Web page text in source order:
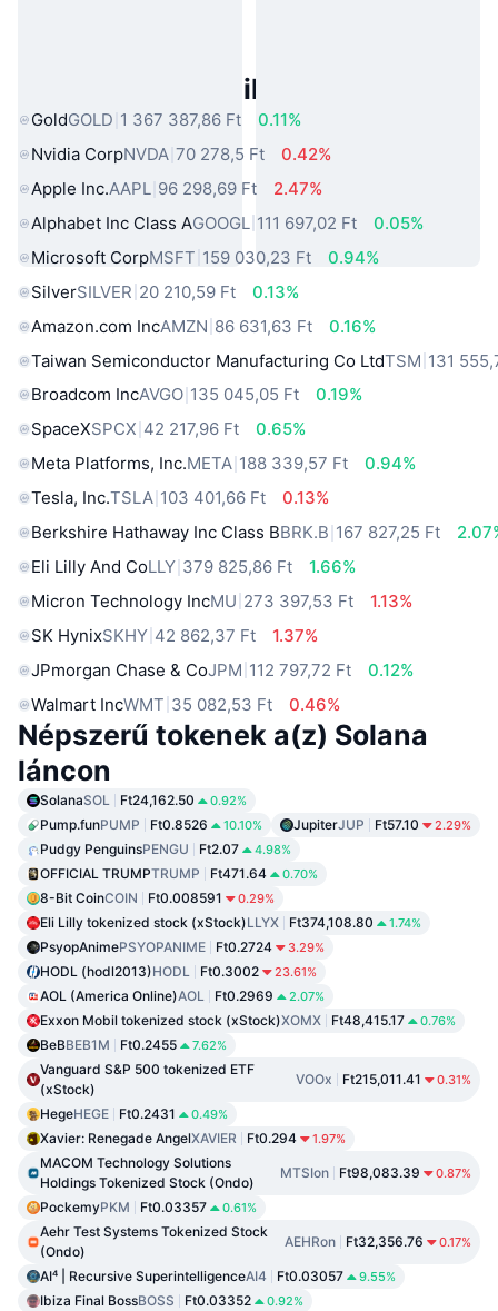
Népszerű Való Világbeli Eszközök
GoldGOLD 1 367 387,86 Ft
0.11%
Nvidia CorpNVDA 70 278,5 Ft
0.42%
Apple Inc.AAPL 96 298,69 Ft
2.47%
Alphabet Inc Class AGOOGL 111 697,02 Ft
0.05%
Microsoft CorpMSFT 159 030,23 Ft
0.94%
SilverSILVER 20 210,59 Ft
0.13%
Amazon.com IncAMZN 86 631,63 Ft
0.16%
Taiwan Semiconductor Manufacturing Co LtdTSM 131
Broadcom IncAVGO 135 045,05 Ft
0.19%
SpaceXSPCX 42 217,96 Ft
0.65%
Meta Platforms, Inc.META 188 339,57 Ft
0.94%
Tesla, Inc.TSLA 103 401,66 Ft
0.13%
Berkshire Hathaway Inc Class BBRK.B 167 827,25 Ft
Eli Lilly And CoLLY 379 825,86 Ft
1.66%
Micron Technology IncMU 273 397,53 Ft
1.13%
SK HynixSKHY 42 862,37 Ft
1.37%
JPmorgan Chase & CoJPM 112 797,72 Ft
0.12%
Walmart IncWMT 35 082,53 Ft 0.46%
Népszerű tokenek a(z) Solana
láncon
SolanaSOL Ft24,162.50 0.92%
Pump.funPUMP Ft0.8526 10.10% JupiterJUP Ft57.10 2.29%
Pudgy PenguinsPENGU Ft2.07 4.98%
OFFICIAL TRUMPTRUMP Ft471.64 0.70%
8-Bit CoinCOIN Ft0.008591 0.29%
Eli Lilly tokenized stock (xStock)LLYX Ft374,108.80 1.74%
PsyopAnimePSYOPANIME Ft0.2724 3.29%
HODL (hodl2013)HODL Ft0.3002 23.61%
AOL (America Online)AOL Ft0.2969 2.07%
Exxon Mobil tokenized stock (xStock)XOMX Ft48,415.17 0.76%
BeBBEB1M Ft0.2455 7.62%
Vanguard S&P 500 tokenized ETF
(xStock)
VOOx Ft215,011.41 0.31%
HegeHEGE Ft0.2431 0.49%
Xavier: Renegade AngelXAVIER Ft0.294 1.97%
MACOM Technology Solutions
Holdings Tokenized Stock (Ondo)
MTSIon Ft98,083.39 0.87%
PockemyPKM Ft0.03357 0.61%
Aehr Test Systems Tokenized Stock
(Ondo)
AEHRon Ft32,356.76 0.17%
AI⁴ | Recursive SuperintelligenceAI4 Ft0.03057 9.55%
Ibiza Final BossBOSS Ft0.03352 0.92%